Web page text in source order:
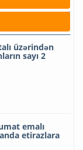
üzərindən
sayı 2
emalı
etirazlara